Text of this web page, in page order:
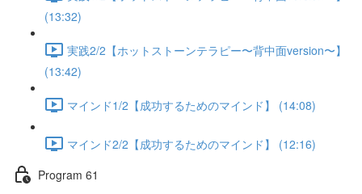
(13:32)
実践2/2【ホットストーンテラピー〜背中面version〜】
(13:42)
マインド1/2【成功するためのマインド】 (14:08)
マインド2/2【成功するためのマインド】 (12:16)
Program 61